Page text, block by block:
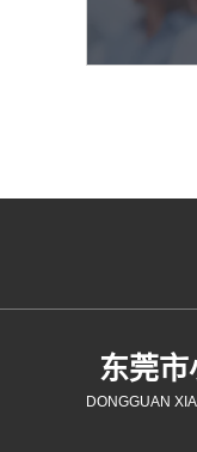
东莞
DONGGUAN